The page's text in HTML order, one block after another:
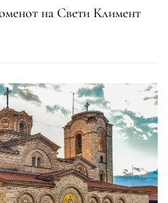
на Свети Климент